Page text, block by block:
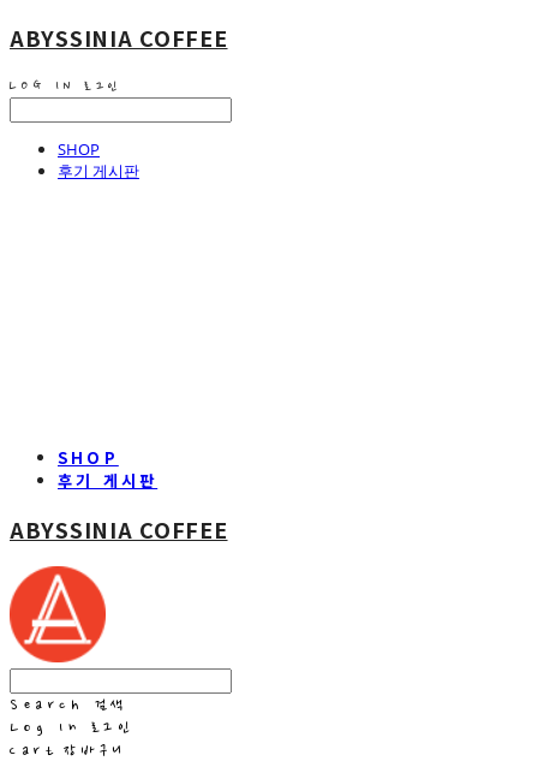
ABYSSINIA COFFEE
LOG IN 로그인
SHOP
후기 게시판
SHOP
후기 게시판
ABYSSINIA COFFEE
Search
검색
Log In
로그인
Cart 장바구니